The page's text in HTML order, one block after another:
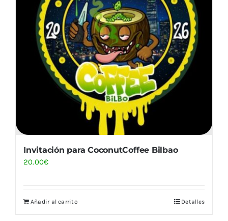
Invitación para CoconutCoffee Bilbao
20.00€
Añadir al carrito Detalles